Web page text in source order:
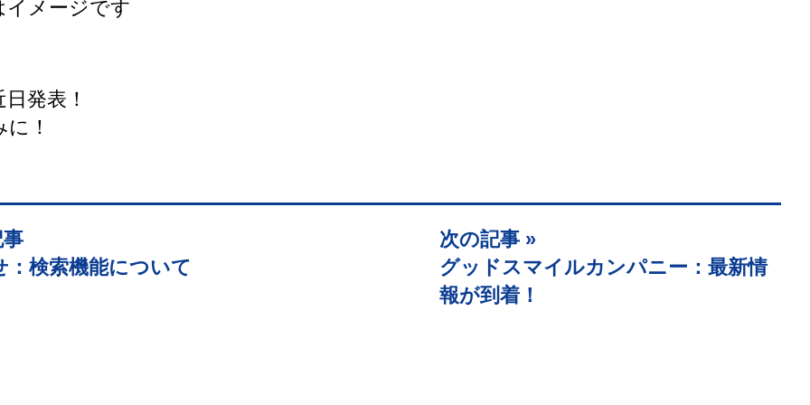
メージです
発表！
！
：検索機能について
次の記事 »
グッドスマイルカンパニー：最新情
報が到着！